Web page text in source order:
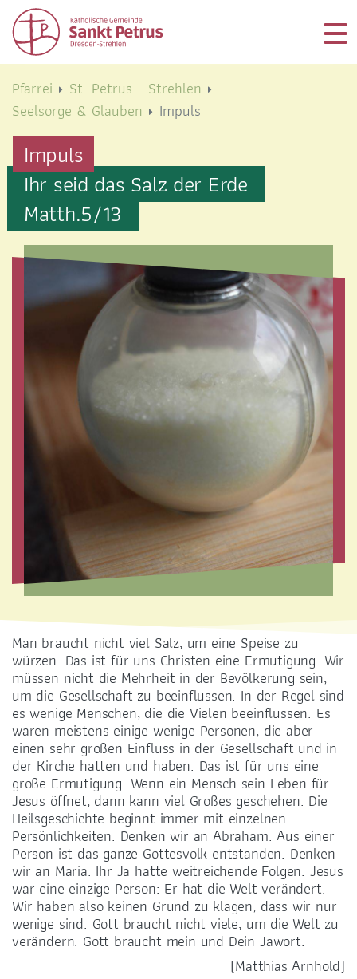
START
ÜBER UNS
SEELSORGE & GLAUBEN
AKTUELLES
TERMINE
RÄUMLICHKEITEN
PFARREI
INFO
GEMEINDEBÜRO
0351 27 03 90
SONNTAGSMESSEN
18.30 Uhr Vorabend
10.30 Uhr
ADRESSE
Dohnaer Straße 53
01219 Dresden-Strehlen
Logo Kath. Pfarrei Selige Märtyrer vom Münchner Platz
Pfarrei
St. Petrus - Strehlen
Seelsorge & Glauben
Impuls
Impuls
Ihr seid das Salz der Erde
Matth.5/13
Man braucht nicht viel Salz, um eine Speise zu
würzen. Das ist für uns Christen eine Ermutigung. Wir
müssen nicht die Mehrheit in der Bevölkerung sein,
um die Gesellschaft zu beeinflussen. In der Regel sind
es wenige Menschen, die die Vielen beeinflussen. Es
waren meistens einige wenige Personen, die aber
einen sehr großen Einfluss in der Gesellschaft und in
der Kirche hatten und haben. Das ist für uns eine
große Ermutigung. Wenn ein Mensch sein Leben für
Jesus öffnet, dann kann viel Großes geschehen. Die
Heilsgeschichte beginnt immer mit einzelnen
Persönlichkeiten. Denken wir an Abraham: Aus einer
Person ist das ganze Gottesvolk entstanden. Denken
wir an Maria: Ihr Ja hatte weitreichende Folgen. Jesus
war eine einzige Person: Er hat die Welt verändert.
Wir haben also keinen Grund zu klagen, dass wir nur
wenige sind. Gott braucht nicht viele, um die Welt zu
verändern. Gott braucht mein und Dein Jawort.
(Matthias Arnhold)